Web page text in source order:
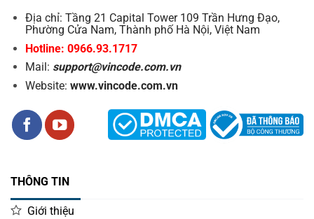
Địa chỉ: Tầng 21 Capital Tower 109 Trần Hưng Đạo,
Phường Cửa Nam, Thành phố Hà Nội, Việt Nam
Hotline: 0966.93.1717
Mail: support@vincode.com.vn
Website: www.vincode.com.vn
THÔNG TIN
Giới thiệu